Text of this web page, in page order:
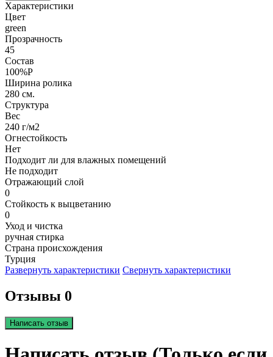
Характеристики
Цвет
green
Прозрачность
45
Состав
100%P
Ширина ролика
280 см.
Структура
Вес
240 г/м2
Огнестойкость
Нет
Подходит ли для влажных помещений
Не подходит
Отражающий слой
0
Стойкость к выцветанию
0
Уход и чистка
ручная стирка
Страна происхождения
Турция
Развернуть характеристики Свернуть характеристики
Отзывы 0
Написать отзыв